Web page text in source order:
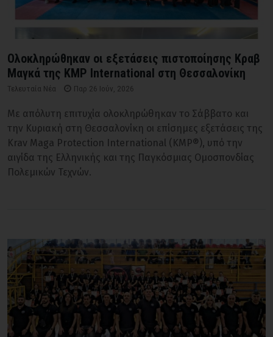
Ολοκληρώθηκαν οι εξετάσεις πιστοποίησης Κραβ
Μαγκά της KMP International στη Θεσσαλονίκη
Τελευταία Νέα Παρ 26 Ιούν, 2026
Με απόλυτη επιτυχία ολοκληρώθηκαν το Σάββατο και
την Κυριακή στη Θεσσαλονίκη οι επίσημες εξετάσεις της
Krav Maga Protection International (KMP®), υπό την
αιγίδα της Ελληνικής και της Παγκόσμιας Ομοσπονδίας
Πολεμικών Τεχνών.